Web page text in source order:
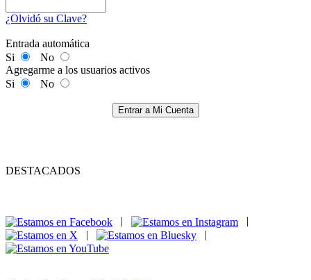
¿Olvidó su Clave?
Entrada automática
Si
No
Agregarme a los usuarios activos
Si
No
Entrar a Mi Cuenta
DESTACADOS
|
|